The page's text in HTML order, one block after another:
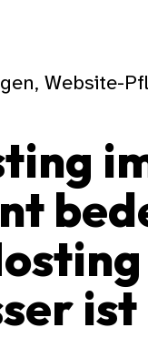
Website-
ist